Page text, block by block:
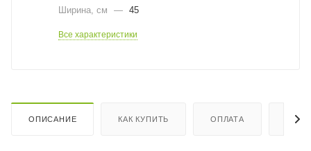
Ширина, cм
— 45
Все характеристики
ОПИСАНИЕ КАК КУПИТЬ ОПЛАТА